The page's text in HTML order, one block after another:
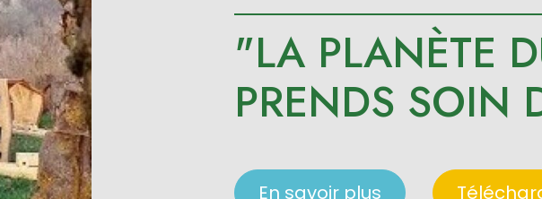
"LA PLANÈTE
PRENDS SOIN
En savoir plus